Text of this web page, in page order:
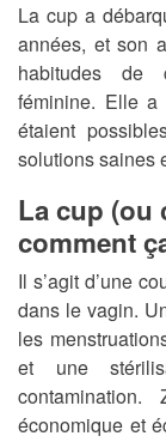
La cup a
années, et son
habitudes de
féminine. Elle a
étaient
solutions saines
La cup (ou
comment
Il s’agit d’une
dans le vagin.
les
et une
contamination.
économique et